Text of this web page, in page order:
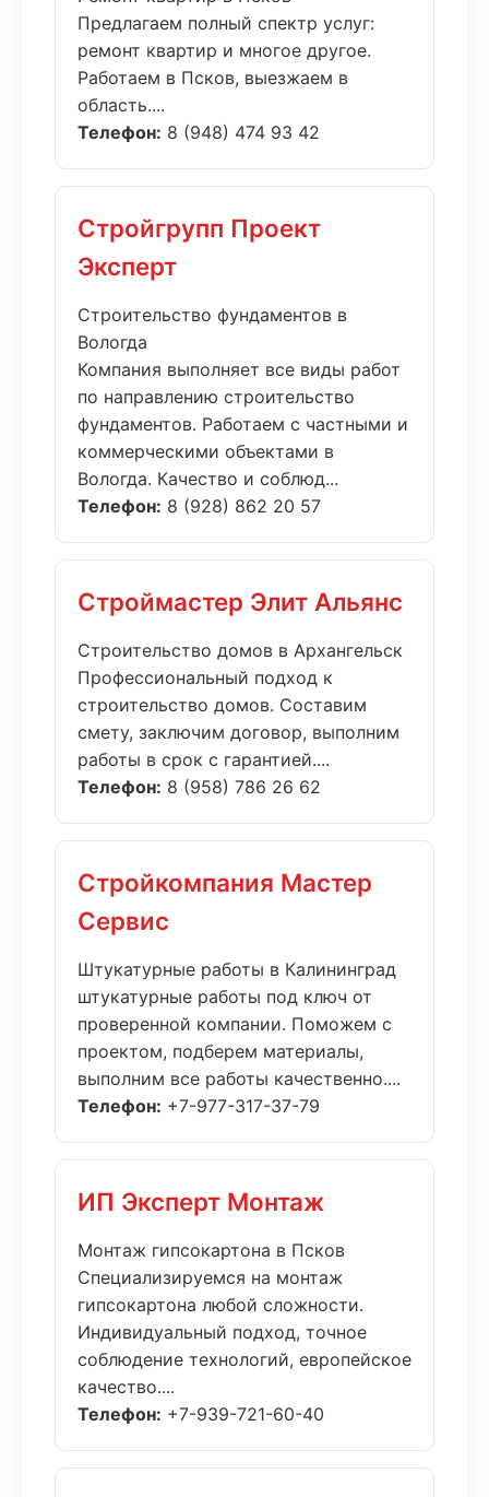
Предлагаем полный спектр услуг:
ремонт квартир и многое другое.
Работаем в Псков, выезжаем в
область....
Телефон: 8 (948) 474 93 42
Стройгрупп Проект
Эксперт
Строительство фундаментов в
Вологда
Компания выполняет все виды работ
по направлению строительство
фундаментов. Работаем с частными и
коммерческими объектами в
Вологда. Качество и соблюд...
Телефон: 8 (928) 862 20 57
Строймастер Элит Альянс
Строительство домов в Архангельск
Профессиональный подход к
строительство домов. Составим
смету, заключим договор, выполним
работы в срок с гарантией....
Телефон: 8 (958) 786 26 62
Стройкомпания Мастер
Сервис
Штукатурные работы в Калининград
штукатурные работы под ключ от
проверенной компании. Поможем с
проектом, подберем материалы,
выполним все работы качественно....
Телефон: +7-977-317-37-79
ИП Эксперт Монтаж
Монтаж гипсокартона в Псков
Специализируемся на монтаж
гипсокартона любой сложности.
Индивидуальный подход, точное
соблюдение технологий, европейское
качество....
Телефон: +7-939-721-60-40